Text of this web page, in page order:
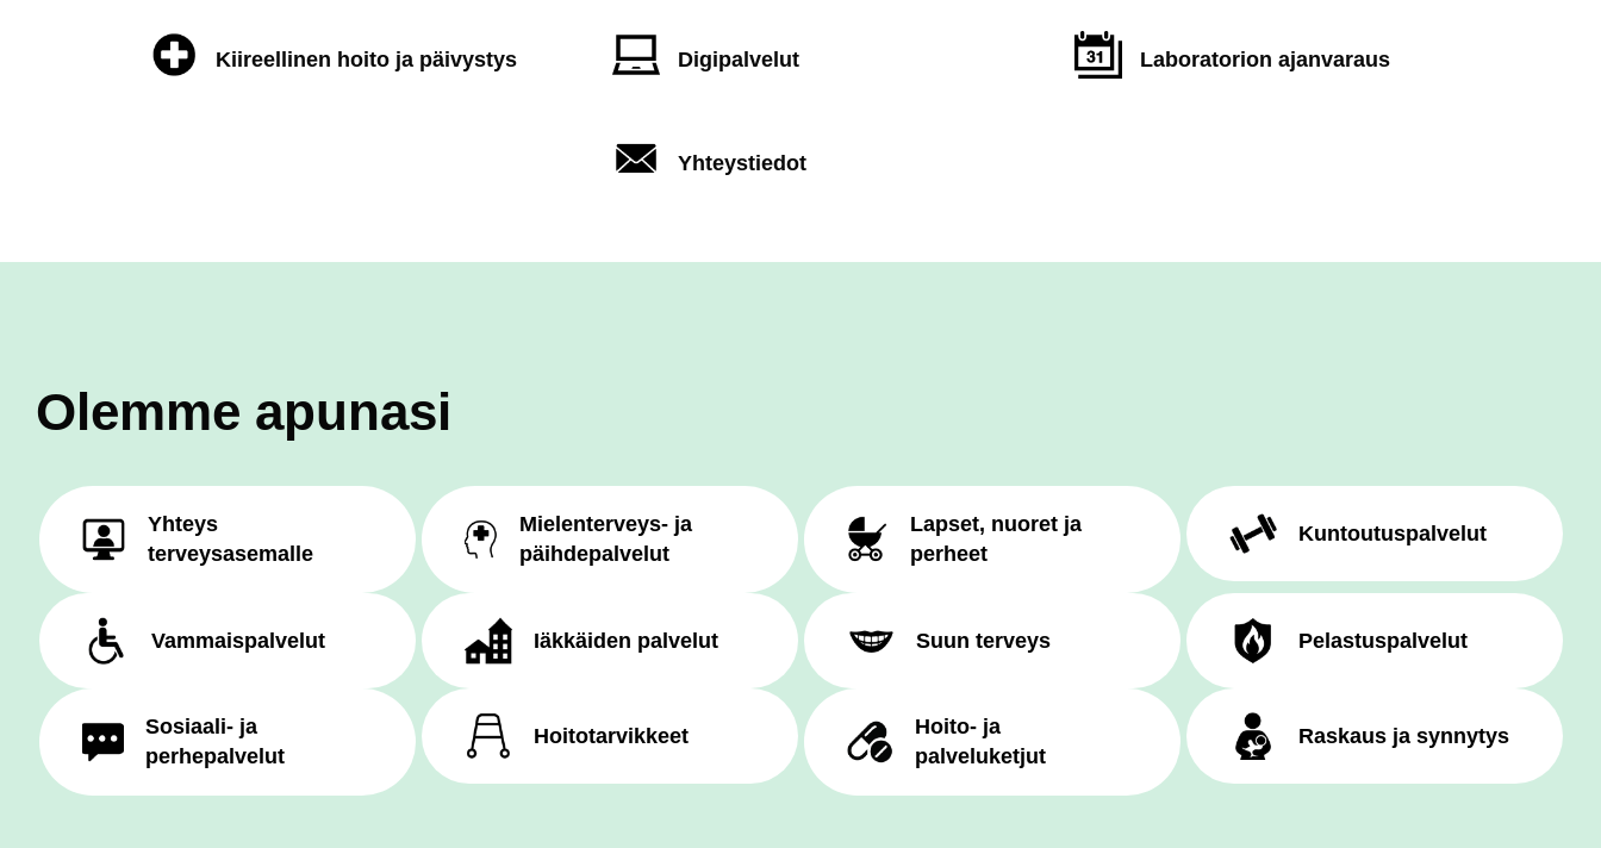
Kiireellinen hoito ja päivystys Digipalvelut Laboratorion ajanvaraus
Yhteystiedot
Olemme apunasi
Yhteys
terveysasemalle
Mielenterveys- ja
päihdepalvelut
Lapset, nuoret ja
perheet
Kuntoutuspalvelut
Vammaispalvelut Iäkkäiden palvelut Suun terveys Pelastuspalvelut
Sosiaali- ja
perhepalvelut
Hoitotarvikkeet
Hoito- ja
palveluketjut
Raskaus ja synnytys